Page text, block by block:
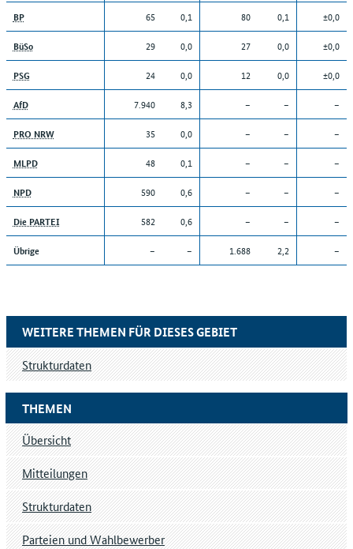
BP 65 0,1 80 0,1 ±0,0
BüSo 29 0,0 27 0,0 ±0,0
PSG 24 0,0 12 0,0 ±0,0
AfD 7.940 8,3 – – –
PRO NRW 35 0,0 – – –
MLPD 48 0,1 – – –
NPD 590 0,6 – – –
Die PARTEI 582 0,6 – – –
Übrige – – 1.688 2,2 –
THEMEN
Übersicht
Mitteilungen
Strukturdaten
Parteien und Wahlbewerber
WEITERE THEMEN FÜR DIESES GEBIET
Strukturdaten